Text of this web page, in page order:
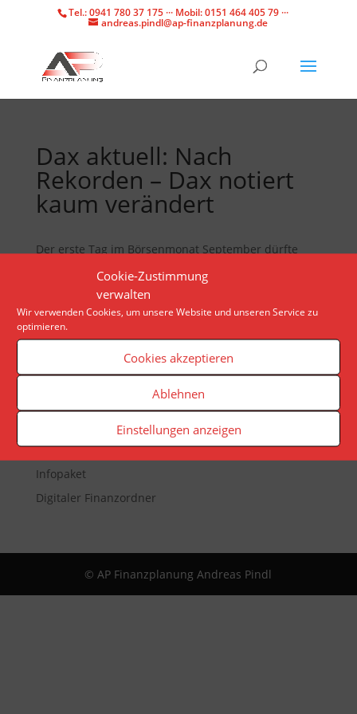
Cookie-Zustimmung
verwalten
Wir verwenden Cookies, um unsere Website und unseren Service zu
optimieren.
Cookies akzeptieren
Ablehnen
Einstellungen anzeigen
Tel.: 0941 780 37 175 ··· Mobil: 0151 464 405 79 ···
andreas.pindl@ap-finanzplanung.de
Dax aktuell: Nach
Rekorden – Dax notiert
kaum verändert
Der erste Tag im Börsenmonat September dürfte
impulsarm verlaufen. Der Blick geht bereits auf die
Notenbanksitzungen in der nächsten und
übernächsten Woche.
Veranstaltungen
App
Infopaket
Digitaler Finanzordner
© AP Finanzplanung Andreas Pindl